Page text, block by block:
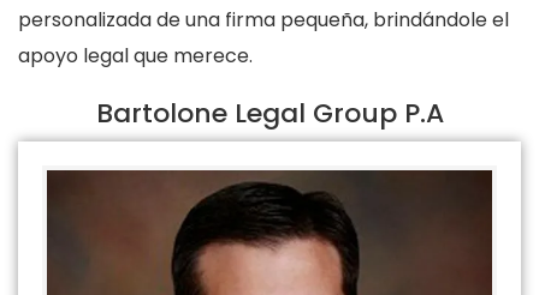
personalizada de una firma pequeña, brindándole el
apoyo legal que merece.
Bartolone Legal Group P.A